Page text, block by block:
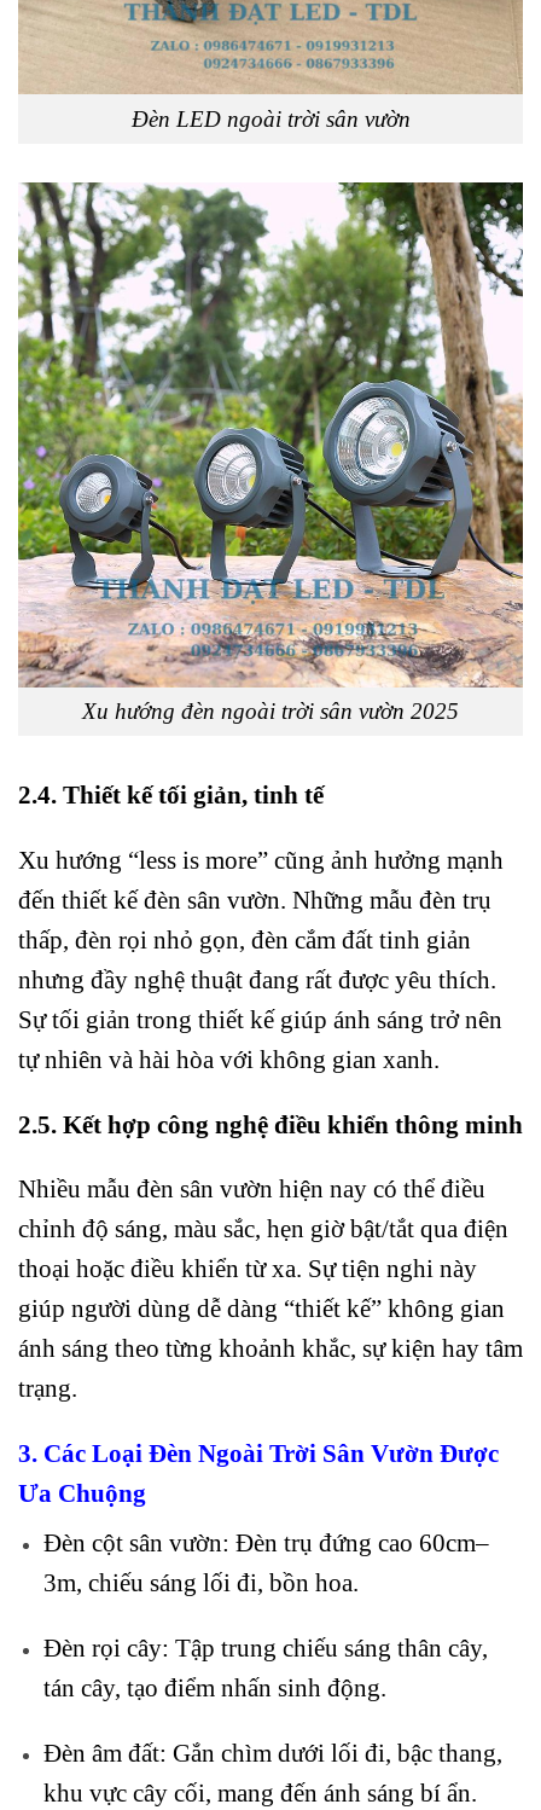
Đèn LED ngoài trời sân vườn
Xu hướng đèn ngoài trời sân vườn 2025
2.4. Thiết kế tối giản, tinh tế
Xu hướng “less is more” cũng ảnh hưởng mạnh
đến thiết kế đèn sân vườn. Những mẫu đèn trụ
thấp, đèn rọi nhỏ gọn, đèn cắm đất tinh giản
nhưng đầy nghệ thuật đang rất được yêu thích.
Sự tối giản trong thiết kế giúp ánh sáng trở nên
tự nhiên và hài hòa với không gian xanh.
2.5. Kết hợp công nghệ điều khiển thông minh
Nhiều mẫu đèn sân vườn hiện nay có thể điều
chỉnh độ sáng, màu sắc, hẹn giờ bật/tắt qua điện
thoại hoặc điều khiển từ xa. Sự tiện nghi này
giúp người dùng dễ dàng “thiết kế” không gian
ánh sáng theo từng khoảnh khắc, sự kiện hay tâm
trạng.
3. Các Loại Đèn Ngoài Trời Sân Vườn Được
Ưa Chuộng
Đèn cột sân vườn: Đèn trụ đứng cao 60cm–
3m, chiếu sáng lối đi, bồn hoa.
Đèn rọi cây: Tập trung chiếu sáng thân cây,
tán cây, tạo điểm nhấn sinh động.
Đèn âm đất: Gắn chìm dưới lối đi, bậc thang,
khu vực cây cối, mang đến ánh sáng bí ẩn.